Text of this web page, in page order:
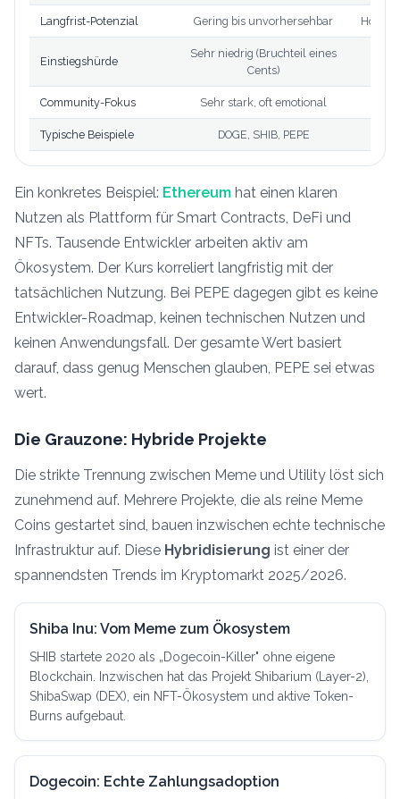
Langfrist-Potenzial Gering bis unvorhersehbar Höher
Einstiegshürde
Sehr niedrig (Bruchteil eines
Cents)
Community-Fokus Sehr stark, oft emotional
Typische Beispiele DOGE, SHIB, PEPE
Ein konkretes Beispiel: Ethereum hat einen klaren
Nutzen als Plattform für Smart Contracts, DeFi und
NFTs. Tausende Entwickler arbeiten aktiv am
Ökosystem. Der Kurs korreliert langfristig mit der
tatsächlichen Nutzung. Bei PEPE dagegen gibt es keine
Entwickler-Roadmap, keinen technischen Nutzen und
keinen Anwendungsfall. Der gesamte Wert basiert
darauf, dass genug Menschen glauben, PEPE sei etwas
wert.
Die Grauzone: Hybride Projekte
Die strikte Trennung zwischen Meme und Utility löst sich
zunehmend auf. Mehrere Projekte, die als reine Meme
Coins gestartet sind, bauen inzwischen echte technische
Infrastruktur auf. Diese Hybridisierung ist einer der
spannendsten Trends im Kryptomarkt 2025/2026.
Shiba Inu: Vom Meme zum Ökosystem
SHIB startete 2020 als „Dogecoin-Killer" ohne eigene
Blockchain. Inzwischen hat das Projekt Shibarium (Layer-2),
ShibaSwap (DEX), ein NFT-Ökosystem und aktive Token-
Burns aufgebaut.
Dogecoin: Echte Zahlungsadoption